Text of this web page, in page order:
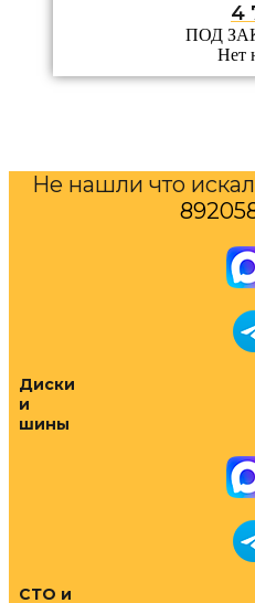
4
ПОД
Нет
Не нашли что
Диски
и
шины
СТО и